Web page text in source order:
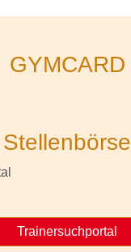
GYMCARD
Stellenbörse
Trainersuchportal